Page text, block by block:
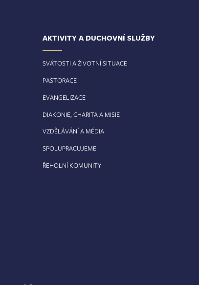
AKTIVITY A DUCHOVNÍ SLUŽBY
SVÁTOSTI A ŽIVOTNÍ SITUACE
PASTORACE
EVANGELIZACE
DIAKONIE, CHARITA A MISIE
VZDĚLÁVÁNÍ A MÉDIA
SPOLUPRACUJEME
ŘEHOLNÍ KOMUNITY